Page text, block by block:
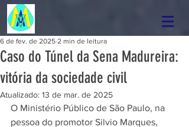
Caso do Túnel da Sena Madureira:
vitória da sociedade civil
6 de fev. de 2025 2 min de leitura
Atualizado: 13 de mar. de 2025
O Ministério Público de São Paulo, na
pessoa do promotor Silvio Marques,